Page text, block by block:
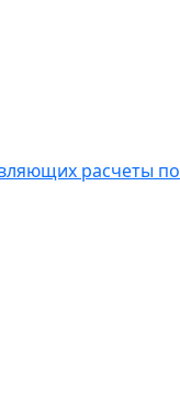
расчеты по